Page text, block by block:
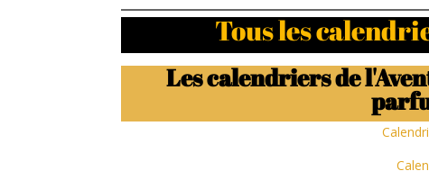
Tous les
Les calendriers de